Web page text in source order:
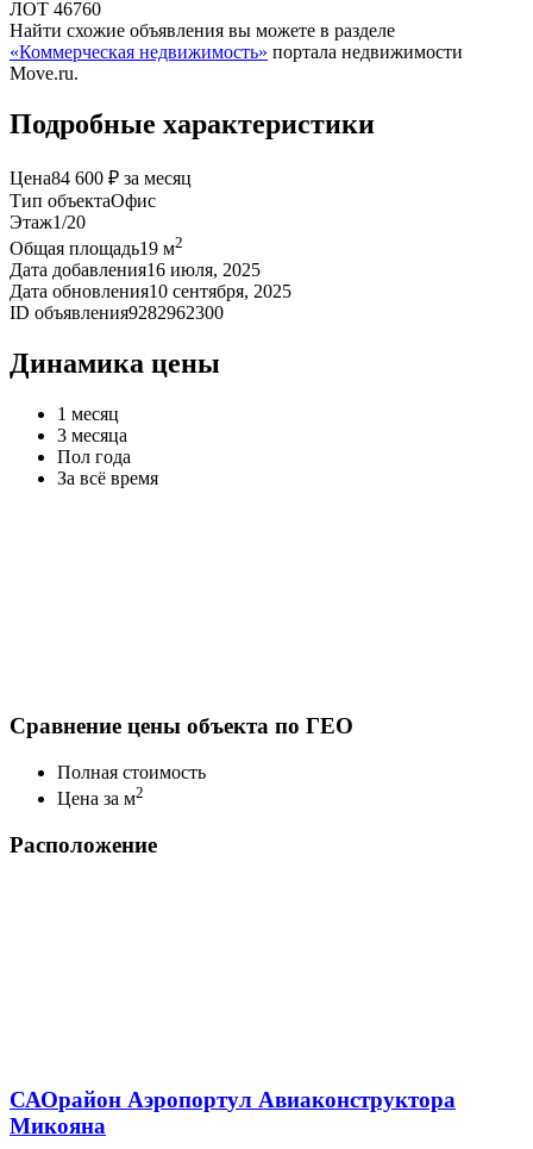
ЛОТ 46760
Найти схожие объявления вы можете в разделе
«Коммерческая недвижимость» портала недвижимости
Move.ru.
Подробные характеристики
Цена84 600 ₽ за месяц
Тип объектаОфис
Этаж1/20
Общая площадь19 м2
Дата добавления16 июля, 2025
Дата обновления10 сентября, 2025
ID объявления9282962300
Динамика цены
1 месяц
3 месяца
Пол года
За всё время
Сравнение цены объекта по ГЕО
Полная стоимость
Цена за м2
Расположение
САОрайон Аэропортул Авиаконструктора
Микояна